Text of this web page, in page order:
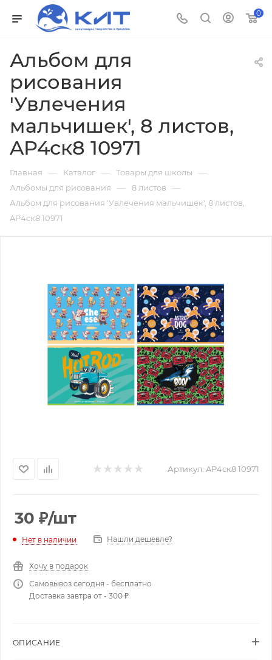
0
Альбом для
рисования
'Увлечения
мальчишек', 8 листов,
AP4ск8 10971
Главная — Каталог — Товары для школы —
Альбомы для рисования — 8 листов —
Альбом для рисования 'Увлечения мальчишек', 8 листов,
AP4ск8 10971
Артикул: AP4ск8 10971
30 ₽/шт
Нет в наличии Нашли дешевле?
Хочу в подарок
Самовывоз сегодня - бесплатно
Доставка завтра от - 300 ₽
ОПИСАНИЕ